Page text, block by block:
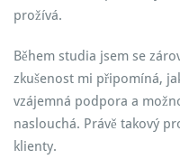
prožívá.
Během studia jsem se
zkušenost mi připomíná,
vzájemná podpora a
naslouchá. Právě takový
klienty.